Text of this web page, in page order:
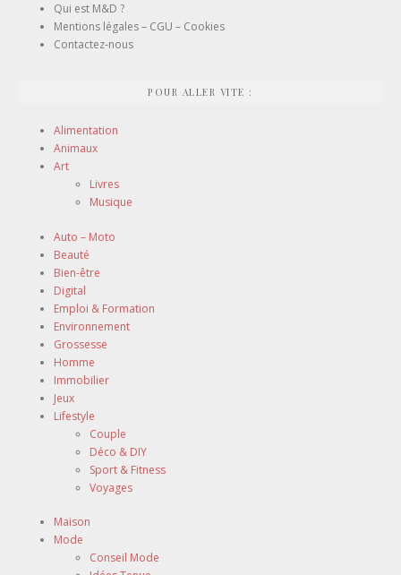
Qui est M&D ?
Mentions légales – CGU – Cookies
Contactez-nous
POUR ALLER VITE :
Alimentation
Animaux
Art
Livres
Musique
Auto – Moto
Beauté
Bien-être
Digital
Emploi & Formation
Environnement
Grossesse
Homme
Immobilier
Jeux
Lifestyle
Couple
Déco & DIY
Sport & Fitness
Voyages
Maison
Mode
Conseil Mode